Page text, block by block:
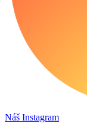
Náš Instagram